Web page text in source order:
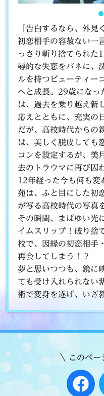
「告白するなら、外見
初恋相手の容赦ない一
っさり斬り捨てられた
辱的な失恋をバネに、
ルを持つビューティー
へと成長。29歳になっ
は、過去を乗り越え新
応えとともに、充実の
だが、高校時代からの
は、美しく脱皮しても
コンを設定するが、美
去のトラウマに再び囚
12年経った今も何も
苑は、ふと目にした初
が写る高校時代の写真
その瞬間、まばゆい光
イムスリップ！破り捨
校で、因縁の初恋相手
再会してしまう！？
夢と思いつつも、鏡に
ても受け入れられない
術で変身を遂げ、いざ
このペー